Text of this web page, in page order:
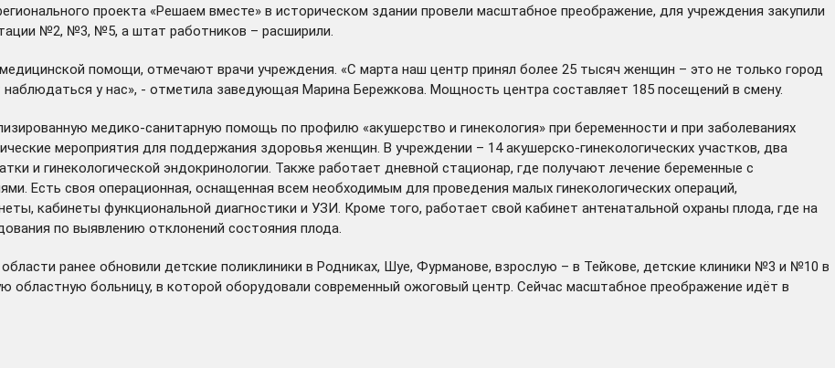
проекта «Решаем вместе» в историческом здании провели масштабное преображение, для учреждения закупили
№2, №3, №5, а штат работников – расширили.
помощи, отмечают врачи учреждения. «С марта наш центр принял более 25 тысяч женщин – это не только город
у нас», - отметила заведующая Марина Бережкова. Мощность центра составляет 185 посещений в смену.
медико-санитарную помощь по профилю «акушерство и гинекология» при беременности и при заболеваниях
мероприятия для поддержания здоровья женщин. В учреждении – 14 акушерско-гинекологических участков, два
и гинекологической эндокринологии. Также работает дневной стационар, где получают лечение беременные с
Есть своя операционная, оснащенная всем необходимым для проведения малых гинекологических операций,
кабинеты функциональной диагностики и УЗИ. Кроме того, работает свой кабинет антенатальной охраны плода, где на
по выявлению отклонений состояния плода.
ранее обновили детские поликлиники в Родниках, Шуе, Фурманове, взрослую – в Тейкове, детские клиники №3 и №10 в
областную больницу, в которой оборудовали современный ожоговый центр. Сейчас масштабное преображение идёт в